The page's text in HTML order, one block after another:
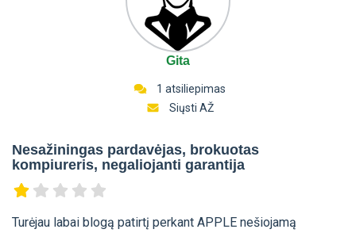
Gita
1 atsiliepimas
Siųsti AŽ
Nesažiningas pardavėjas, brokuotas
kompiureris, negaliojanti garantija
Turėjau labai blogą patirtį perkant APPLE nešiojamą